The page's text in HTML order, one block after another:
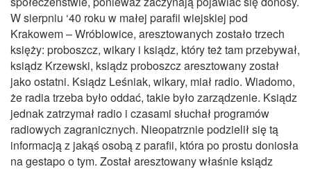
W sierpniu ‘40 roku w małej parafii wiejskiej pod
Krakowem – Wróblowice, aresztowanych zostało trzech
księży: proboszcz, wikary i ksiądz, który też tam przebywał,
ksiądz Krzewski, ksiądz proboszcz aresztowany został
jako ostatni. Ksiądz Leśniak, wikary, miał radio. Wiadomo,
że radia trzeba było oddać, takie było zarządzenie. Ksiądz
jednak zatrzymał radio i czasami słuchał programów
radiowych zagranicznych. Nieopatrznie podzielił się tą
informacją z jakąś osobą z parafii, która po prostu doniosła
na gestapo o tym. Został aresztowany właśnie ksiądz